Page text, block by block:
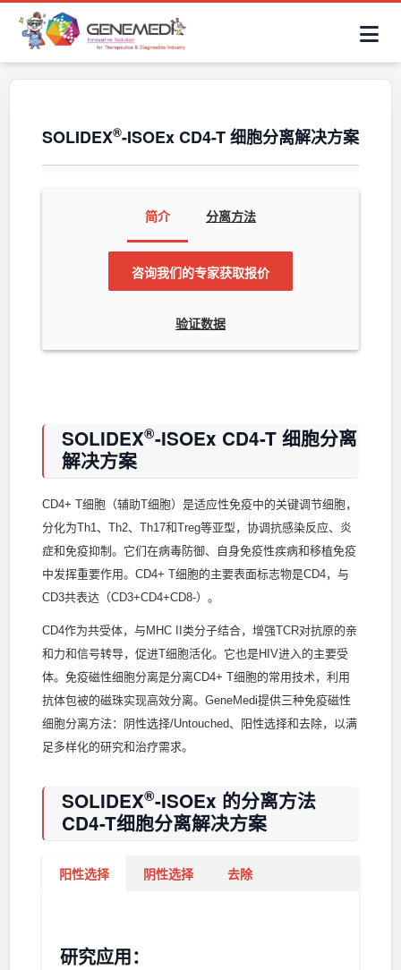
SOLIDEX®-ISOEx CD4-T 细胞分离解决方案
简介 分离方法
咨询我们的专家获取报价
验证数据
SOLIDEX®-ISOEx CD4-T 细胞分离
解决方案
CD4+ T细胞（辅助T细胞）是适应性免疫中的关键调节细胞，
分化为Th1、Th2、Th17和Treg等亚型，协调抗感染反应、炎
症和免疫抑制。它们在病毒防御、自身免疫性疾病和移植免疫
中发挥重要作用。CD4+ T细胞的主要表面标志物是CD4，与
CD3共表达（CD3+CD4+CD8-）。
CD4作为共受体，与MHC II类分子结合，增强TCR对抗原的亲
和力和信号转导，促进T细胞活化。它也是HIV进入的主要受
体。免疫磁性细胞分离是分离CD4+ T细胞的常用技术，利用
抗体包被的磁珠实现高效分离。GeneMedi提供三种免疫磁性
细胞分离方法：阴性选择/Untouched、阳性选择和去除，以满
足多样化的研究和治疗需求。
SOLIDEX®-ISOEx 的分离方法
CD4-T细胞分离解决方案
阳性选择 阴性选择 去除
研究应用：